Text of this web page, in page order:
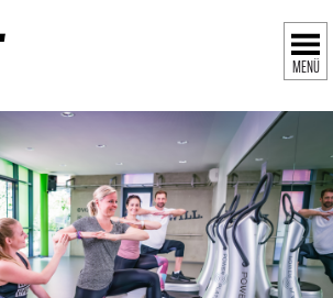
MENÜ